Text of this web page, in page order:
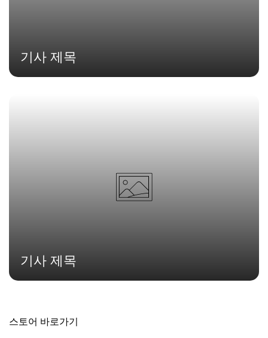
기사 제목
기사 제목
스토어 바로가기